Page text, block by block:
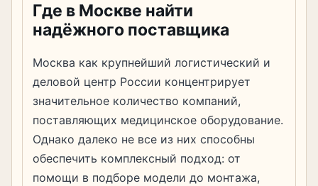
Где в Москве найти
надёжного поставщика
Москва как крупнейший логистический и
деловой центр России концентрирует
значительное количество компаний,
поставляющих медицинское оборудование.
Однако далеко не все из них способны
обеспечить комплексный подход: от
помощи в подборе модели до монтажа,